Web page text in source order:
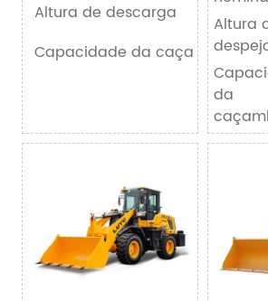
Altura de descarga
Capacidade da caçamba
Altura
da